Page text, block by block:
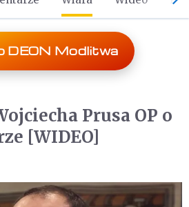
DEON Modlitwa
Prusa OP o
[WIDEO]